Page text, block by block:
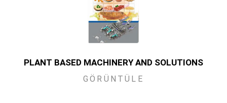
PLANT BASED MACHINERY AND SOLUTIONS
GÖRÜNTÜLE